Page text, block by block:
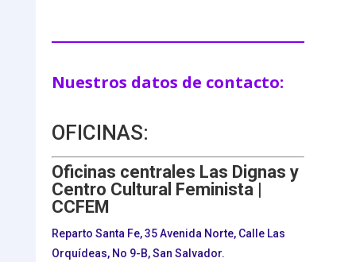
Nuestros datos de contacto:
OFICINAS:
Oficinas centrales Las Dignas y
Centro Cultural Feminista |
CCFEM
Reparto Santa Fe, 35 Avenida Norte, Calle Las
Orquídeas, No 9-B, San Salvador.